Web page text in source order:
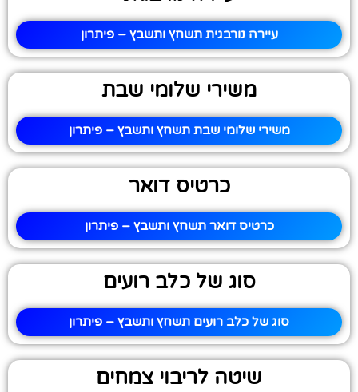
עיירה נורבגית תשחץ ותשבץ – פיתרון
משירי שלומי שבת
משירי שלומי שבת תשחץ ותשבץ – פיתרון
כרטיס דואר
כרטיס דואר תשחץ ותשבץ – פיתרון
סוג של כלב רועים
סוג של כלב רועים תשחץ ותשבץ – פיתרון
שיטה לריבוי צמחים